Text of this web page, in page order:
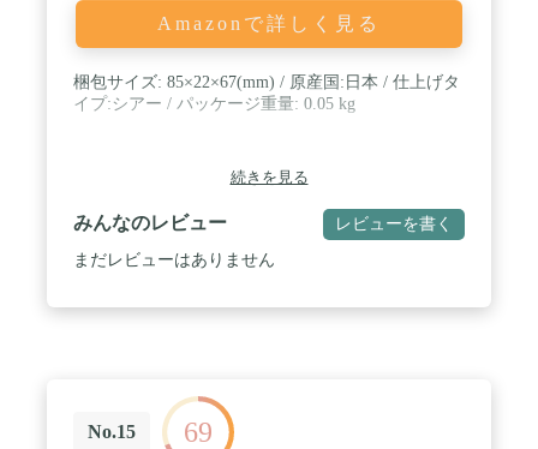
Amazonで詳しく見る
梱包サイズ: 85×22×67(mm) / 原産国:日本 / 仕上げタ
イプ:シアー / パッケージ重量: 0.05 kg
続きを見る
みんなのレビュー レビューを書く
まだレビューはありません
No.15 69